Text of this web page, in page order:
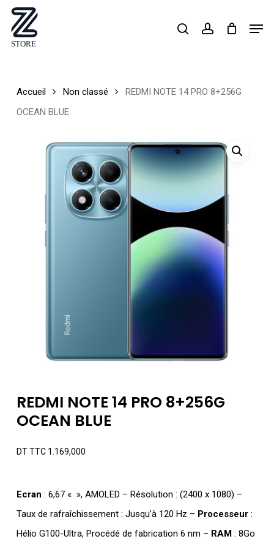
Skip
main
searchaccount
Accueil Non classé
REDMI NOTE 14 PRO 8+256G
OCEAN BLUE
REDMI NOTE 14 PRO 8+256G
OCEAN BLUE
DT TTC1.169,000
Ecran : 6,67 « », AMOLED – Résolution : (2400 x 1080) –
Taux de rafraîchissement : Jusqu’à 120 Hz – Processeur:
Hélio G100-Ultra, Procédé de fabrication 6 nm – RAM: 8Go